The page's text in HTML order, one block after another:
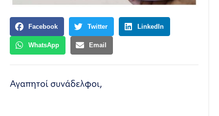
Facebook Twitter LinkedIn
WhatsApp Email
Αγαπητοί συνάδελφοι,